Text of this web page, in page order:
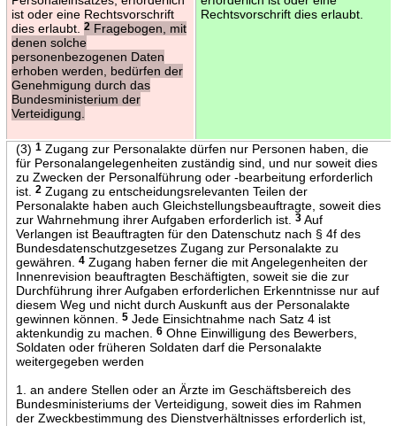
ist oder eine Rechtsvorschrift
dies erlaubt.
2Fragebogen, mit
denen solche
personenbezogenen Daten
erhoben werden, bedürfen der
Genehmigung durch das
Bundesministerium der
Verteidigung.
Rechtsvorschrift dies erlaubt.
(3) 1Zugang zur Personalakte dürfen nur Personen haben, die
für Personalangelegenheiten zuständig sind, und nur soweit dies
zu Zwecken der Personalführung oder -bearbeitung erforderlich
ist.
2Zugang zu entscheidungsrelevanten Teilen der
Personalakte haben auch Gleichstellungsbeauftragte, soweit dies
zur Wahrnehmung ihrer Aufgaben erforderlich ist.
3Auf
Verlangen ist Beauftragten für den Datenschutz nach § 4f des
Bundesdatenschutzgesetzes Zugang zur Personalakte zu
gewähren.
4Zugang haben ferner die mit Angelegenheiten der
Innenrevision beauftragten Beschäftigten, soweit sie die zur
Durchführung ihrer Aufgaben erforderlichen Erkenntnisse nur auf
diesem Weg und nicht durch Auskunft aus der Personalakte
gewinnen können.
5Jede Einsichtnahme nach Satz 4 ist
aktenkundig zu machen.
6Ohne Einwilligung des Bewerbers,
Soldaten oder früheren Soldaten darf die Personalakte
weitergegeben werden
1. an andere Stellen oder an Ärzte im Geschäftsbereich des
Bundesministeriums der Verteidigung, soweit dies im Rahmen
der Zweckbestimmung des Dienstverhältnisses erforderlich ist,